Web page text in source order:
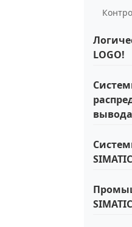
LOGO!
вывода